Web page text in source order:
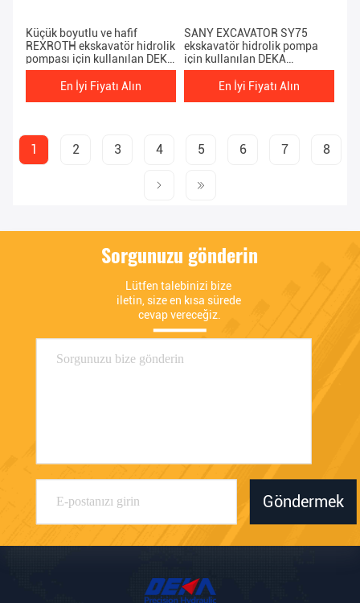
Küçük boyutlu ve hafif
REXROTH ekskavatör hidrolik
pompası için kullanılan DEKA
AP2D36
En İyi Fiyatı Alın
SANY EXCAVATOR SY75
ekskavatör hidrolik pompa
için kullanılan DEKA
K3VL80B-10RSM-L11-
TB110 uzun ömürlü
En İyi Fiyatı Alın
1 2 3 4 5 6 7 8
Sorgunuzu gönderin
Lütfen talebinizi bize
iletin, size en kısa sürede
cevap vereceğiz.
Göndermek